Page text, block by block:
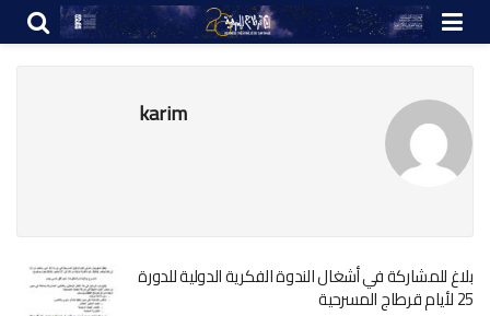
karim
بلاغ للمشاركة في أشغال الندوة الفكرية الدولية للدورة
25 لأيام قرطاج المسرحية